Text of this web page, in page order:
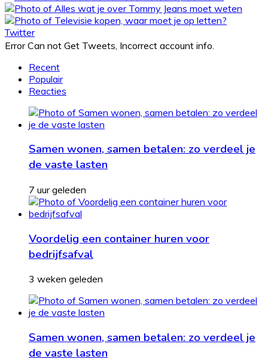
Twitter
Error Can not Get Tweets, Incorrect account info.
Recent
Populair
Reacties
Samen wonen, samen betalen: zo verdeel je
de vaste lasten
7 uur geleden
Voordelig een container huren voor
bedrijfsafval
3 weken geleden
Samen wonen, samen betalen: zo verdeel je
de vaste lasten